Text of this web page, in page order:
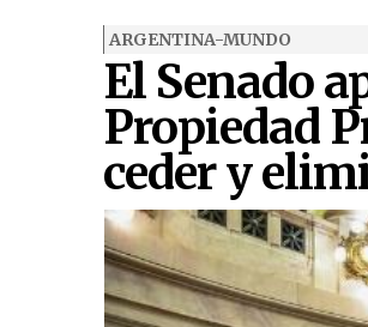
ARGENTINA-MUNDO
El Senado
Propiedad
ceder y